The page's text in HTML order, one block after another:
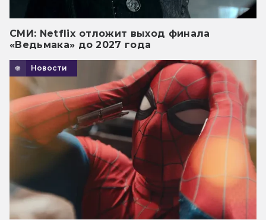
СМИ: Netflix отложит выход финала
«Ведьмака» до 2027 года
Новости